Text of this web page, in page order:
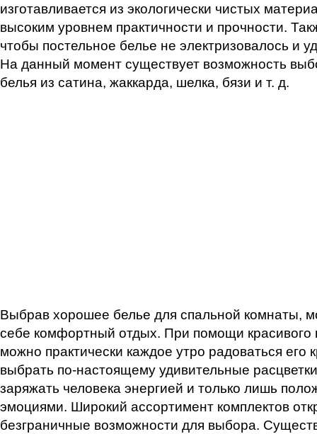
изготавливается из экологически чистых
высоким уровнем практичности и прочности.
чтобы постельное белье не электризовалось и
На данный момент существует возможность
белья из сатина, жаккарда, шелка, бязи и т. д.
Выбрав хорошее белье для спальной комнаты,
себе комфортный отдых. При помощи красивого
можно практически каждое утро радоваться его
выбрать по-настоящему удивительные
заряжать человека энергией и только лишь
эмоциями. Широкий ассортимент комплектов
безграничные возможности для выбора.